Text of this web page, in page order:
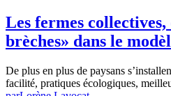
Les fermes collectives,
brèches» dans le
De plus en plus de paysans
facilité, pratiques écologiques,